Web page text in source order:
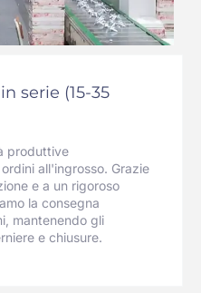
serie (15-35
produttive
all'ingrosso. Grazie
e a un rigoroso
la consegna
mantenendo gli
e chiusure.